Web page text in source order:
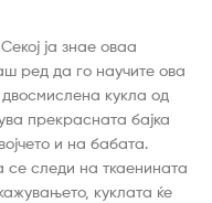
ја знае оваа
ред да го научите ова
кукла од
прекрасната бајка
и на бабата.
следи на ткаенината
куклата ќе